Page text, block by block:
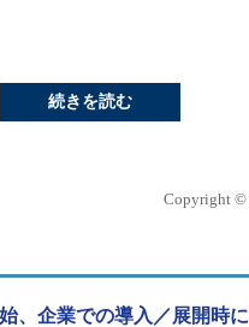
続きを読む
Copyright ©
、企業での導入／展開時